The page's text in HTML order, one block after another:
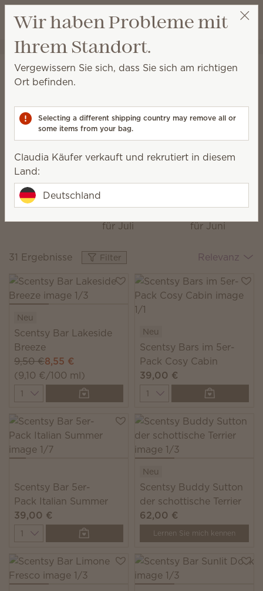
Wunschliste
Warenkorb
Claudia Käufer Party auswählen
Das Monatsspecial
Das Monatsspecial
frisches Dekor und exklusive Stücke.
Hüttenzauber
Das
Monatsspecial
für August
Ein
Sommer
Monatsspecial
für Juli
Blooming
Santal
Monatsspecial
für Juni
31 Ergebnisse Filter Relevanz
Neu
Scentsy Bar Lakeside
Breeze
9,50 €8,55 €
(9,10 €/100 ml)
Quantity
Neu
Scentsy Bars im 5er-
Pack Cosy Cabin
39,00 €
Quantity
Scentsy Bar 5er-
Pack Italian Summer
39,00 €
Quantity
Neu
Scentsy Buddy Sutton
der schottische Terrier
62,00 €
Lernen Sie mich kennen
Wir haben Probleme mit
Ihrem Standort.
Vergewissern Sie sich, dass Sie sich am richtigen
Ort befinden.
Selecting a different shipping country may remove all or
some items from your bag.
Claudia Käufer verkauft und rekrutiert in diesem
Land:
Deutschland